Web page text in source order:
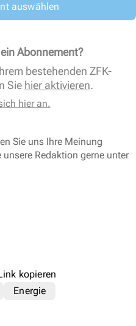
auswählen
Abonnement?
bestehenden ZFK-
Sie hier aktivieren.
hier an.
Sie uns Ihre Meinung
Redaktion gerne unter
kopieren
Energie